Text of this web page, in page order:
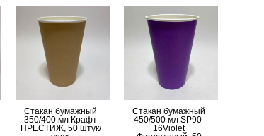
Стакан бумажный
350/400 мл Крафт
ПРЕСТИЖ, 50 штук/
Стакан бумажный
450/500 мл SP90-
16Violet